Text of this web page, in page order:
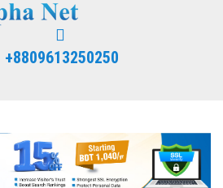
+8809613250250